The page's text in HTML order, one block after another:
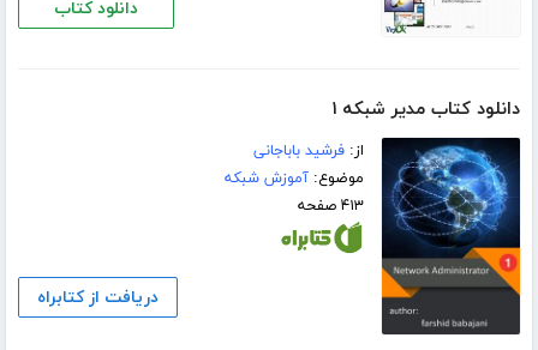
دانلود کتاب
دانلود کتاب مدیر شبکه ۱
از:فرشید باباجانی
موضوع:آموزش شبکه
۴۱۳ صفحه
دریافت از کتابراه